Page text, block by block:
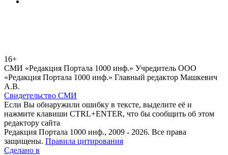
16+
СМИ «Редакция Портала 1000 инф.» Учредитель ООО
«Редакция Портала 1000 инф.» Главный редактор Машкевич
А.В.
Свидетельство СМИ
Если Вы обнаружили ошибку в тексте, выделите её и
нажмите клавиши CTRL+ENTER, что бы сообщить об этом
редактору сайта
Редакция Портала 1000 инф., 2009 - 2026. Все права
защищены. Правила цитирования
Сделано в